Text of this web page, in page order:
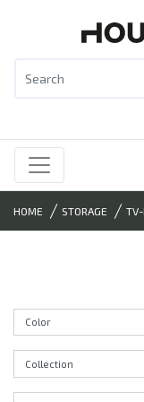
HOME STORAGE TV-